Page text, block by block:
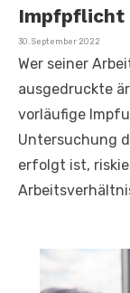
Impfpflicht
Veröffentlicht
30. September 2022
Wer seiner
ausgedruckte
vorläufige
Untersuchung
erfolgt ist,